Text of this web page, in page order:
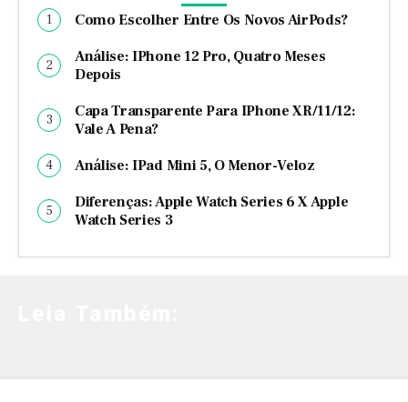
Como Escolher Entre Os Novos AirPods?
Análise: IPhone 12 Pro, Quatro Meses
Depois
Capa Transparente Para IPhone XR/11/12:
Vale A Pena?
Análise: IPad Mini 5, O Menor-Veloz
Diferenças: Apple Watch Series 6 X Apple
Watch Series 3